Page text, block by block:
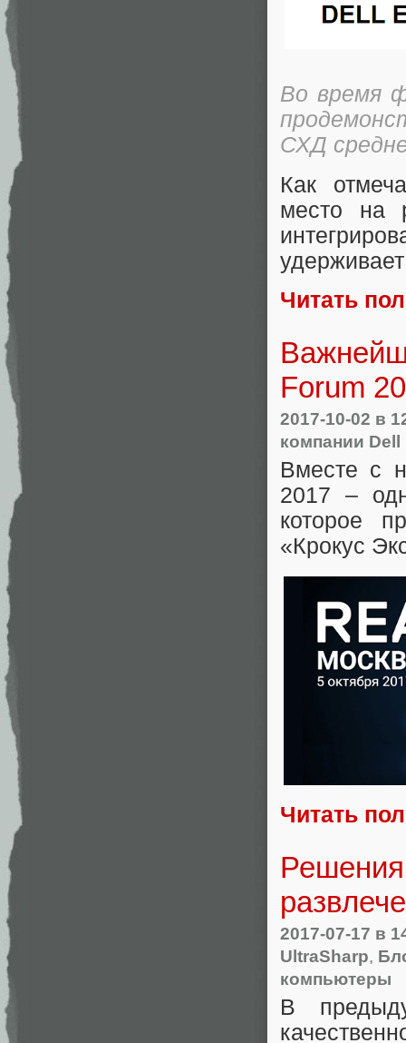
Во время
СХД
Как
место на
Читать
Forum
2017-10-02 в
компании Dell
Вместе с
2017 –
которое
«Крокус
Читать
2017-07-17 в
UltraSharp,
компьютеры
В